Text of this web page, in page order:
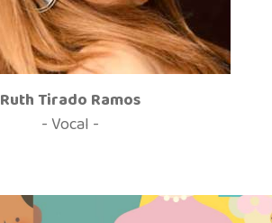
Ruth Tirado Ramos
- Vocal -